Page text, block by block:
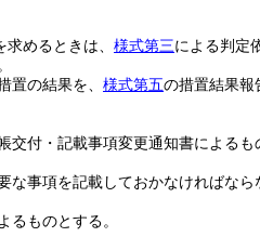
求めるときは、 様式第三による判定
の結果を、 様式第五の措置結果報
交付・記載事項変更通知書によるも
事項を記載しておかなければなら
るものとする。